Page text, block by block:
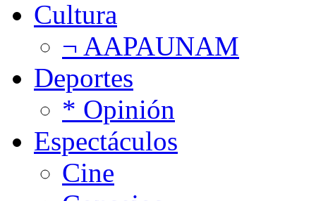
Cultura
¬ AAPAUNAM
Deportes
* Opinión
Espectáculos
Cine